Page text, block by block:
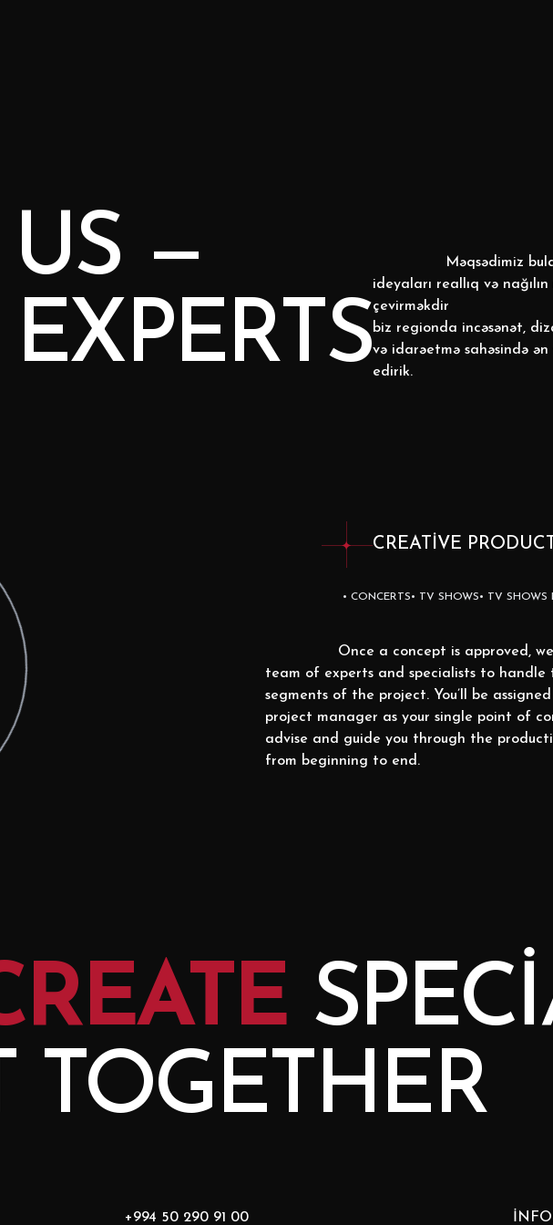
US —
EXPERTS
Məqsədimiz
ideyaları reallıq və nağılın
çevirməkdir
biz regionda incəsənət,
və idarəetmə sahəsində ən
edirik.
CREATIVE
• CONCERTS• TV SHOWS• TV SHOWS
Once a concept is approved,
team of experts and specialists to
segments of the project. You’ll be
project manager as your single point of
advise and guide you through the
from beginning to end.
TOGETHER
+994 50 290 91 00